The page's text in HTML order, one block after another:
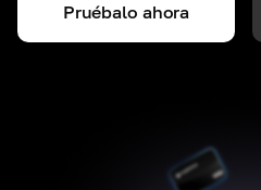
Pruébalo ahora